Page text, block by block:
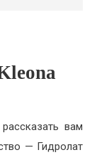
вам
— Гидролат